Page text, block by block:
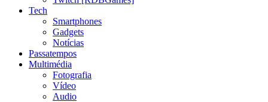
Tech
Smartphones
Gadgets
Notícias
Passatempos
Multimédia
Fotografia
Vídeo
Audio